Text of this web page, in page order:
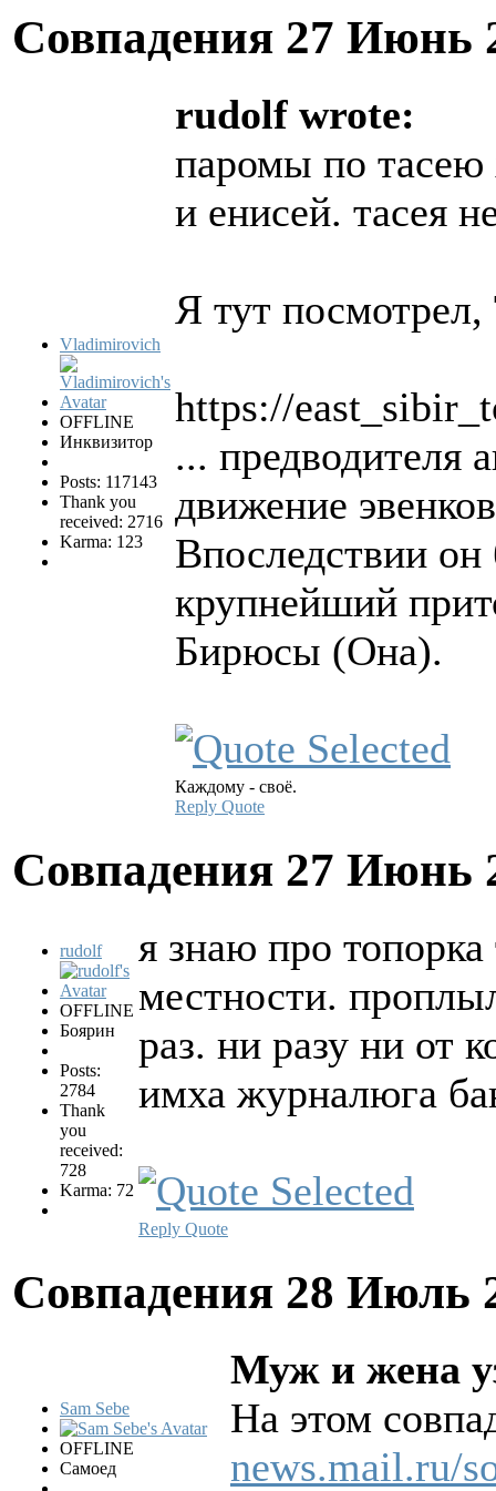
Совпадения 27 Июнь
Vladimirovich
OFFLINE
Инквизитор
Posts: 117143
Thank you
received: 2716
Karma: 123
rudolf wrote:
паромы по тасею
и енисей. тасея
Я тут посмотрел,
https://
... предводителя
движение
Впоследствии
крупнейший
Бирюсы (Она).
Каждому - своё.
Reply Quote
Совпадения 27 Июнь
rudolf
OFFLINE
Боярин
Posts:
2784
Thank
you
received:
728
Karma: 72
я знаю про
местности.
раз. ни разу ни от
имха журналюга
Reply Quote
Совпадения 28 Июль
Sam Sebe
OFFLINE
Самоед
Муж и жена
На этом
news.mail.ru/